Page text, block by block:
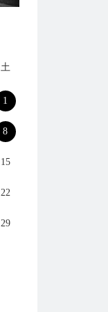
土
1
8
15
22
29